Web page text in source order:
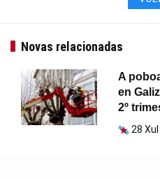
Novas relacionadas
A
en
2º
28